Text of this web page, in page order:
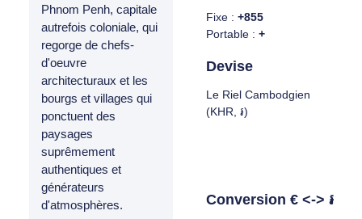
Phnom Penh, capitale
autrefois coloniale, qui
regorge de chefs-
d'oeuvre
architecturaux et les
bourgs et villages qui
ponctuent des
paysages
suprêmement
authentiques et
générateurs
d'atmosphères.
Fixe : +855
Portable : +
Devise
Le Riel Cambodgien
(KHR, ៛)
Conversion € <-> ៛